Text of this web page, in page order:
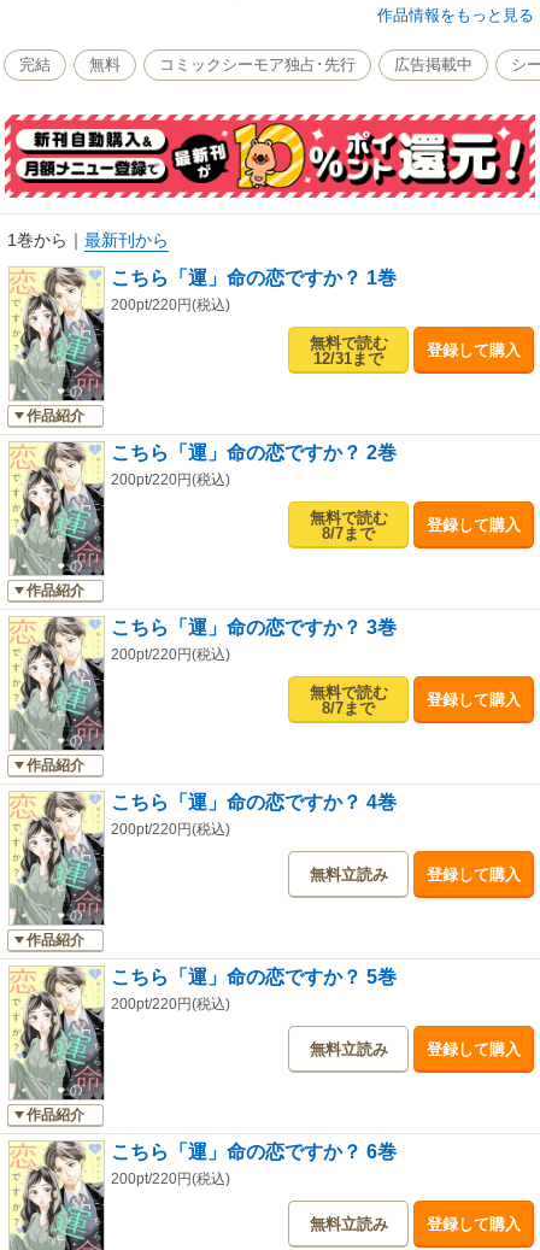
て…!? 「笑ってたら運が向いてきたろ」まるで太陽みたいな勝利くんと一
この出会いが私の「運」命を変えてくれる――…!? 【恋するソワレ】
作品情報をもっと見る
完結 無料 コミックシーモア独占･先行 広告掲載中 シ
1巻から ｜ 最新刊から
作品紹介
こちら「運」命の恋ですか？ 1巻
200pt/220円(税込)
無料で読む
12/31まで
登録して購入
作品紹介
こちら「運」命の恋ですか？ 2巻
200pt/220円(税込)
無料で読む
8/7まで
登録して購入
作品紹介
こちら「運」命の恋ですか？ 3巻
200pt/220円(税込)
無料で読む
8/7まで
登録して購入
作品紹介
こちら「運」命の恋ですか？ 4巻
200pt/220円(税込)
無料立読み 登録して購入
作品紹介
こちら「運」命の恋ですか？ 5巻
200pt/220円(税込)
無料立読み 登録して購入
こちら「運」命の恋ですか？ 6巻
200pt/220円(税込)
無料立読み 登録して購入